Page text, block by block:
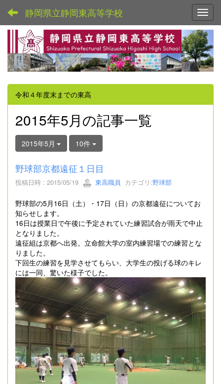
静岡県立静岡東高等学校
令和４年度末までの東高
2015年5月の記事一覧
2015年5月 10件
野球部京都遠征１日目
投稿日時 : 2015/05/19 東高職員 カテゴリ:野球部
野球部の5月16日（土）・17日（日）の京都遠征についてお
知らせします。
16日は授業日で午後に予定されていた練習試合が雨天で中止
となりました。
遠征組は京都へ出発。立命館大学の室内練習場での練習とな
りました。
下回生の練習を見学させてもらい、大学生の投げる球のキレ
には一同、驚いた様子でした。